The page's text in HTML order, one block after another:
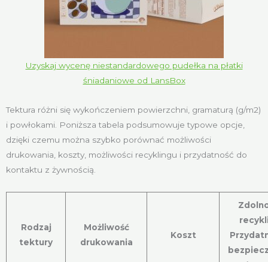
Uzyskaj wycenę niestandardowego pudełka na płatki
śniadaniowe od LansBox
Tektura różni się wykończeniem powierzchni, gramaturą (g/m2)
i powłokami. Poniższa tabela podsumowuje typowe opcje,
dzięki czemu można szybko porównać możliwości
drukowania, koszty, możliwości recyklingu i przydatność do
kontaktu z żywnością.
Rodzaj
tektury
Możliwość
drukowania
Koszt